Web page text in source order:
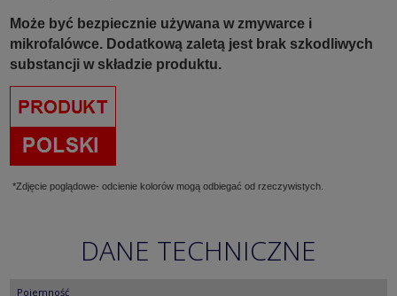
Może być bezpiecznie używana w zmywarce i
mikrofalówce. Dodatkową zaletą jest brak szkodliwych
substancji w składzie produktu.
*Zdjęcie poglądowe- odcienie kolorów mogą odbiegać od rzeczywistych.
DANE TECHNICZNE
Pojemność